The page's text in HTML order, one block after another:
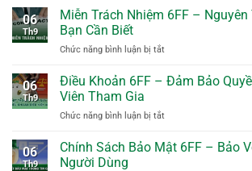
Tín
Bảo
Hội
Tuyệt
Riêng
–
Tin
Cần
Rõ
06
Th9
Miễn Trách Nhiệm 6FF – Nguyên
Bạn Cần Biết
Chức năng bình luận bị tắtở
Trách
–
Tắc
06
Th9
Điều Khoản 6FF – Đảm Bảo
Viên Tham Gia
Chức năng bình luận bị tắtở
Khoản
6FF
06
Th9
Chính Sách Bảo Mật 6FF – Bảo
Người Dùng